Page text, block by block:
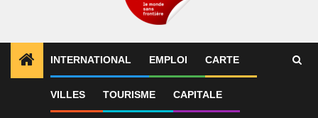
INTERNATIONAL EMPLOI CARTE
VILLES TOURISME CAPITALE
ALERTES INFO 1 SYNTHÈSE 2-Le Qatar fait état